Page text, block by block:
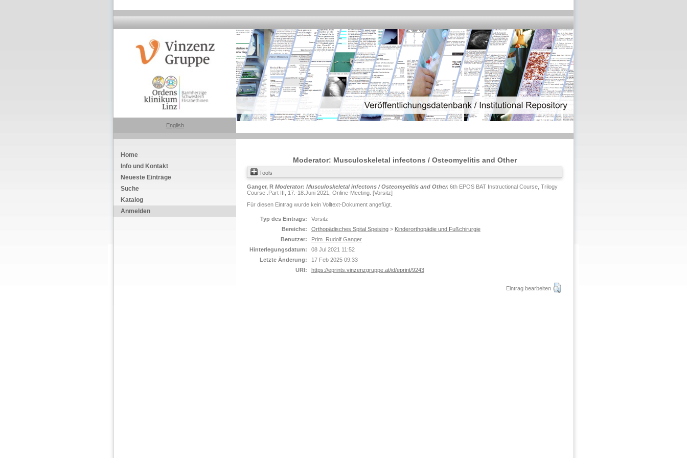
English
Home
Info und Kontakt
Neueste Einträge
Suche
Katalog
Anmelden
Moderator: Musculoskeletal infectons / Osteomyelitis and Other
Tools
Ganger, R Moderator: Musculoskeletal infectons / Osteomyelitis and Other. 6th EPOS BAT Instructional Course, Trilogy
Course .Part III, 17.-18.Juni 2021, Online-Meeting. [Vorsitz]
Für diesen Eintrag wurde kein Volltext-Dokument angefügt.
Typ des Eintrags:
Vorsitz
Bereiche:
Orthopädisches Spital Speising > Kinderorthopädie und Fußchirurgie
Benutzer:
Prim. Rudolf Ganger
Hinterlegungsdatum:
08 Jul 2021 11:52
Letzte Änderung:
17 Feb 2025 09:33
URI:
https://eprints.vinzenzgruppe.at/id/eprint/9243
Eintrag bearbeiten